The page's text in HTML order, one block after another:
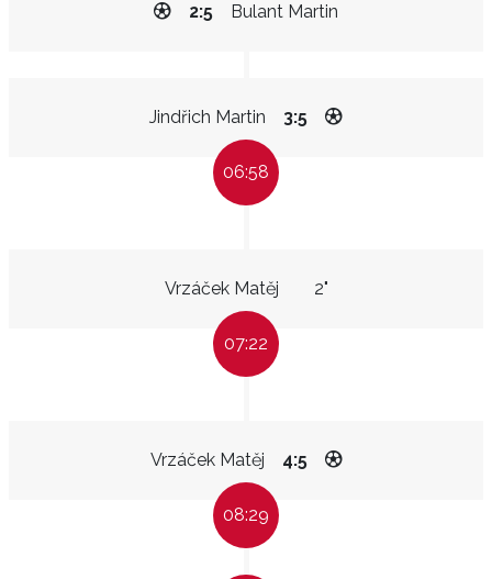
Bulant Martin
2:5
Jindřich Martin 3:5
06:58
Vrzáček Matěj 2"
07:22
Vrzáček Matěj 4:5
08:29